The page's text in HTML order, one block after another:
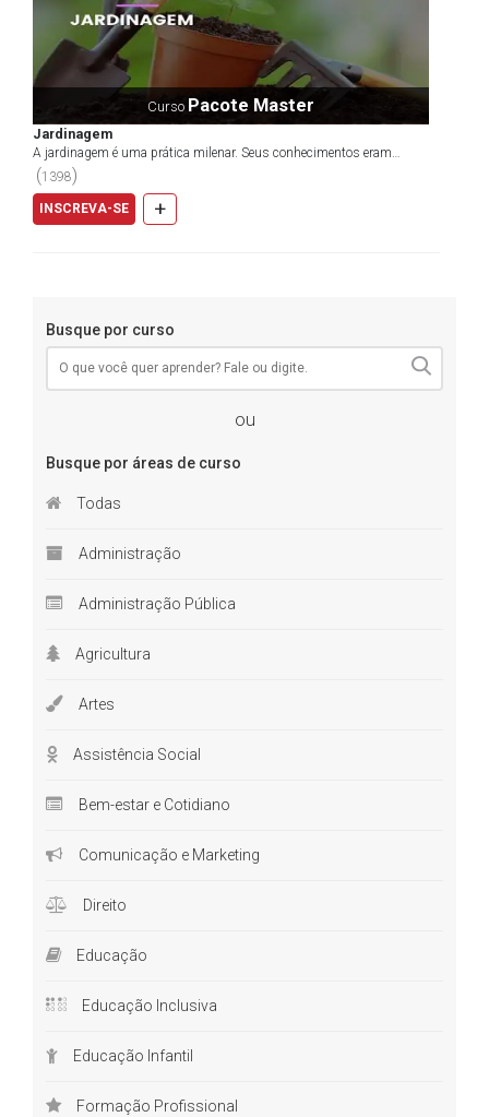
Curso Pacote Master
Jardinagem
A jardinagem é uma prática milenar. Seus conhecimentos eram
utilizados pelos povos antigos para se fixarem na terra...
(1398)
INSCREVA-SE +
Busque por curso
ou
Busque por áreas de curso
Todas
Administração
Administração Pública
Agricultura
Artes
Assistência Social
Bem-estar e Cotidiano
Comunicação e Marketing
Direito
Educação
Educação Inclusiva
Educação Infantil
Formação Profissional